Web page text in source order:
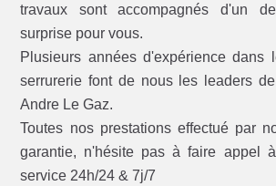
travaux sont accompagnés d'un
surprise pour vous.
Plusieurs années d'expérience dans
serrurerie font de nous les leaders
Andre Le Gaz.
Toutes nos prestations effectué par
garantie, n'hésite pas à faire appel
service 24h/24 & 7j/7